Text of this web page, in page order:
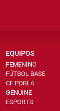
EQUIPOS
FEMENINO
FÚTBOL BASE
CF POBLA
GENUINE
ESPORTS